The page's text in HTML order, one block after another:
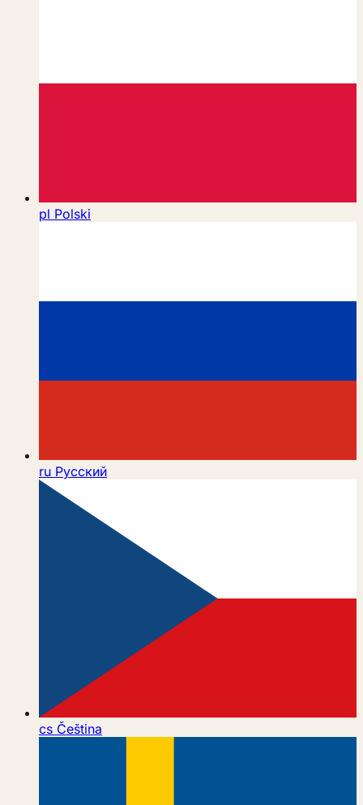
pl Polski
ru Русский
cs Čeština